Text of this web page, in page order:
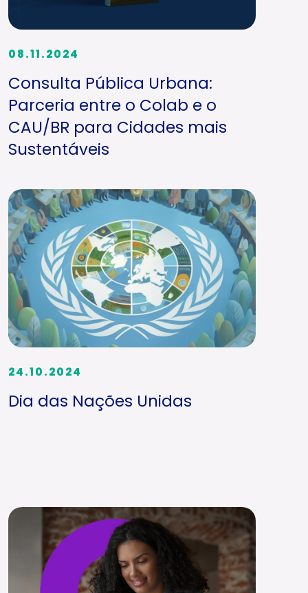
08.11.2024
Consulta Pública Urbana:
Parceria entre o Colab e o
CAU/BR para Cidades mais
Sustentáveis
24.10.2024
Dia das Nações Unidas